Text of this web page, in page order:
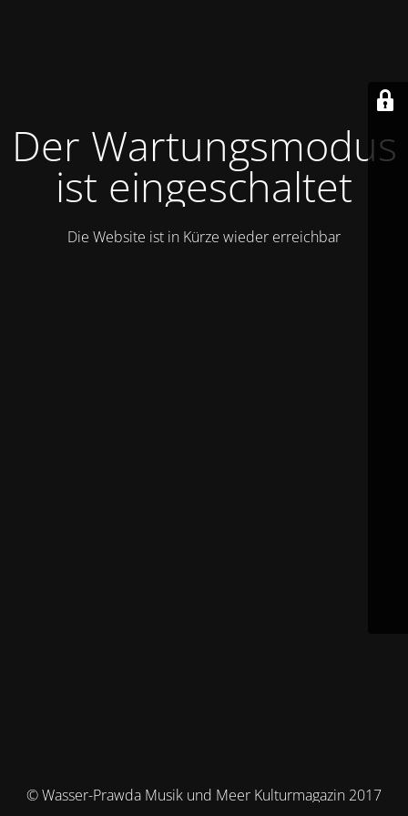
Der Wartungsmodus
ist eingeschaltet
Die Website ist in Kürze wieder erreichbar
© Wasser-Prawda Musik und Meer Kulturmagazin 2017